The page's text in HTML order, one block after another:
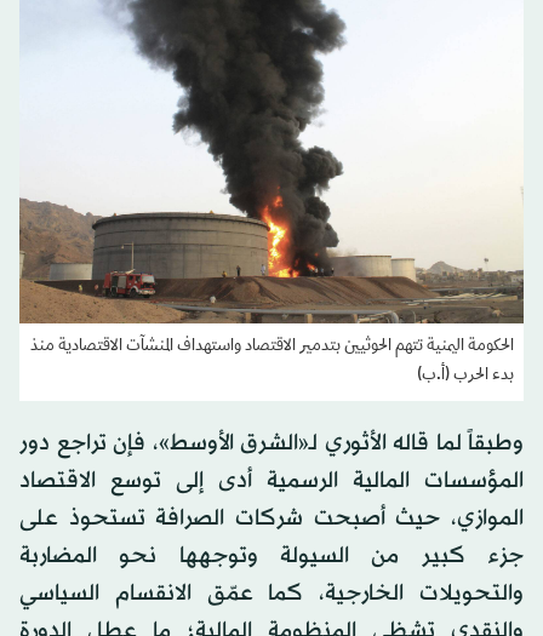
الحكومة اليمنية تتهم الحوثيين بتدمير الاقتصاد واستهداف المنشآت الاقتصادية منذ
بدء الحرب (أ.ب)
وطبقاً لما قاله الأثوري لـ«الشرق الأوسط»، فإن تراجع دور
المؤسسات المالية الرسمية أدى إلى توسع الاقتصاد
الموازي، حيث أصبحت شركات الصرافة تستحوذ على
جزء كبير من السيولة وتوجهها نحو المضاربة
والتحويلات الخارجية، كما عمّق الانقسام السياسي